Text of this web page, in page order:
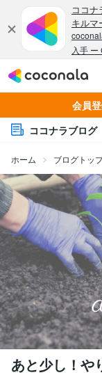
会員
ココナラブログ
ホーム ブログトッ
あと少し！や